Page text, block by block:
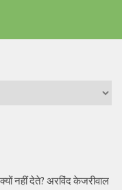
नहीं देते? अरविंद केजरीवाल